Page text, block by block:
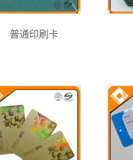
普通印刷卡